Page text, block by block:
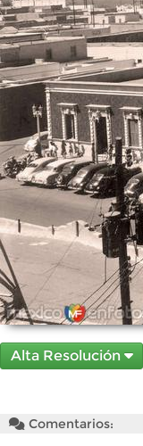
Alta Resolución
Comentarios: